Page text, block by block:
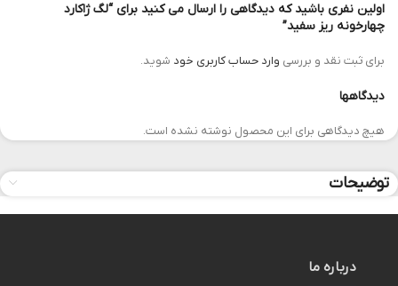
دیدگاهها
هیچ دیدگاهی برای این محصول نوشته نشده است.
اولین نفری باشید که دیدگاهی را ارسال می کنید برای “لگ ژاکارد
چهارخونه ریز سفید”
برای ثبت نقد و بررسی وارد حساب کاربری خود شوید.
توضیحات
درباره ما